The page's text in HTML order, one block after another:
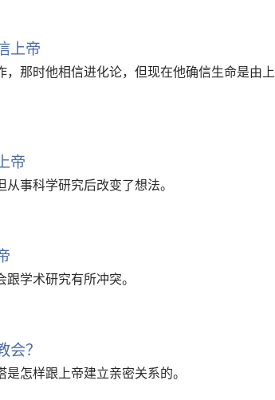
上帝
那时他相信进化论，但现在他确信生命是由上
帝
事科学研究后改变了想法。
学术研究有所冲突。
？
怎样跟上帝建立亲密关系的。